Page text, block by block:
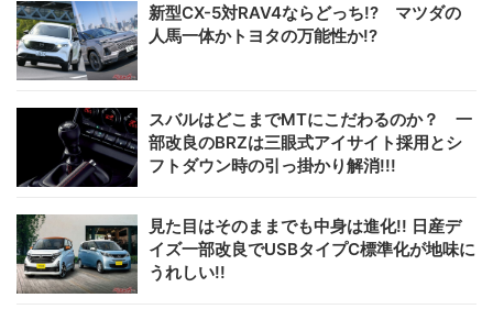
新型CX-5対RAV4ならどっち!? マツダの
人馬一体かトヨタの万能性か!?
スバルはどこまでMTにこだわるのか？ 一
部改良のBRZは三眼式アイサイト採用とシ
フトダウン時の引っ掛かり解消!!!
見た目はそのままでも中身は進化!! 日産デ
イズ一部改良でUSBタイプC標準化が地味に
うれしい!!